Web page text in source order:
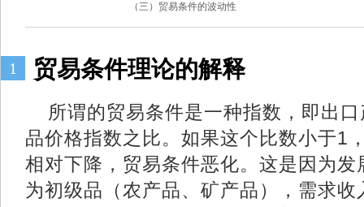
（三）贸易条件的波动性
1 贸易条件理论的解释
所谓的贸易条件是一种指数，即出
品价格指数之比。如果这个比数小于1
相对下降，贸易条件恶化。这是因为
为初级品（农产品、矿产品），需求